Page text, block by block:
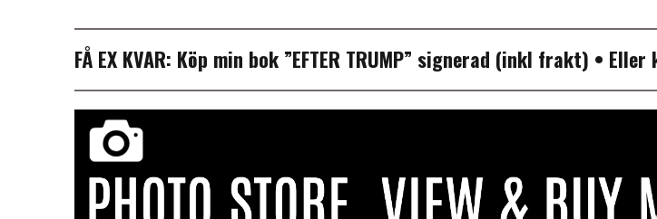
FÅ EX KVAR: Köp min bok ”EFTER TRUMP” signerad (inkl frakt) • Eller